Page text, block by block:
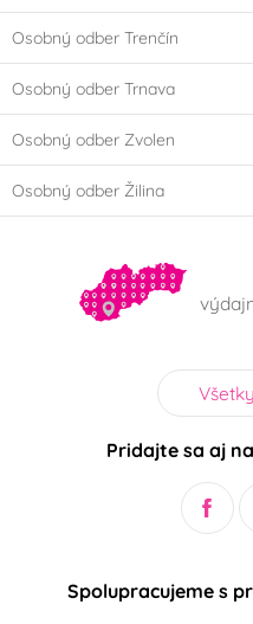
Osobný odber Trenčín
Osobný odber Trnava
Osobný odber Zvolen
Osobný odber Žilina
Pridajte sa aj
Spolupracujeme s